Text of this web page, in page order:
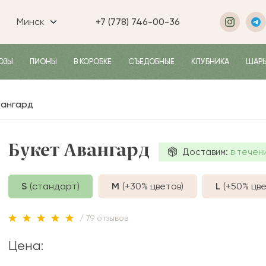
Минск +7 (778) 746-00-36
ПИОНЫ В КОРОБКЕ СЪЕДОБНЫЕ КЛУБНИКА
Букет Авангард Доставим: в
S (стандарт) M (+30% цветов) L (+50%
/ 79 отзывов
Цена: